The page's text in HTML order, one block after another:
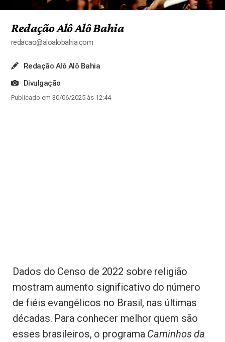
Redação Alô Alô Bahia
redacao@aloalobahia.com
Redação Alô Alô Bahia
Divulgação
Publicado em 30/06/2025 às 12:44
Dados do Censo de 2022 sobre religião
mostram aumento significativo do número
de fiéis evangélicos no Brasil, nas últimas
décadas. Para conhecer melhor quem são
esses brasileiros, o programaCaminhos da